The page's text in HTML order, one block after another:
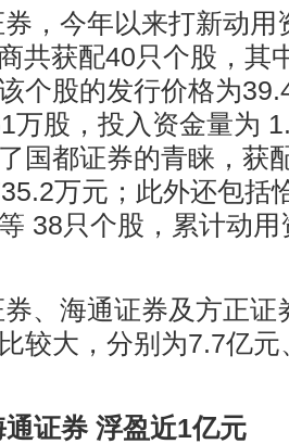
，今年以来打新动用
共获配40只个股，其
个股的发行价格为
万股，投入资金量为
国都证券的青睐，获
万元；此外还包括
38只个股，累计动
、海通证券及方正证
较大，分别为7.7亿
证券 浮盈近1亿元